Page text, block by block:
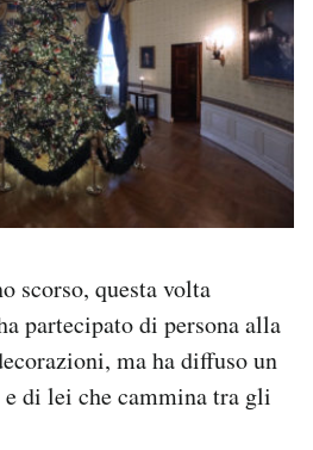
scorso, questa volta
partecipato di persona alla
ma ha diffuso un
di lei che cammina tra gli